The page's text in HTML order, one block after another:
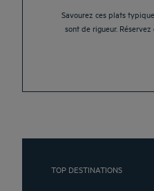
Savourez ces plats
sont de rigueur.
TOP DESTINATIONS